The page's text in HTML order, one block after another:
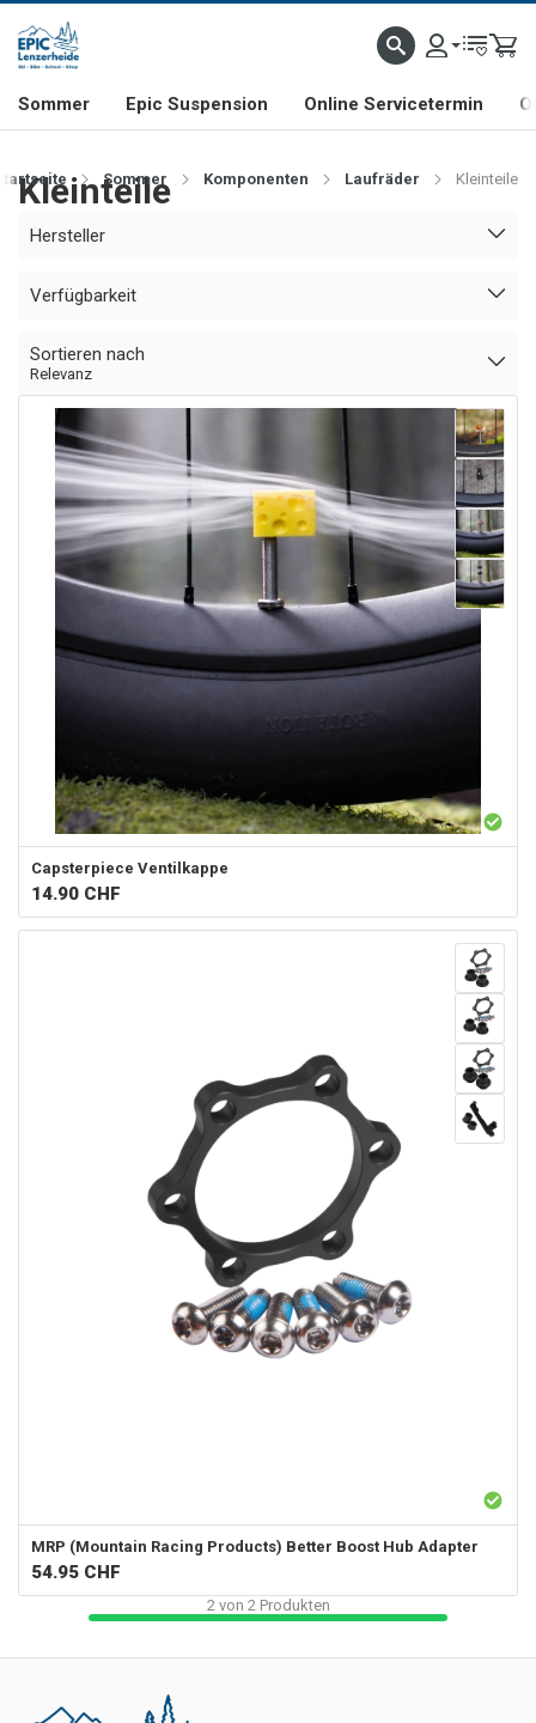
& FREERIDE-SPEZIALIST SCHWEIZER FIRMA SHOP & SHOWROOM IN
Sommer Epic Suspension Online Servicetermin
Sommer Komponenten Laufräder Kleinteile
Kleinteile
Hersteller
Verfügbarkeit
Sortieren nach
Relevanz
Capsterpiece Ventilkappe
14.90 CHF
MRP (Mountain Racing Products) Better Boost Hub Adapter
54.95 CHF
2 von 2 Produkten